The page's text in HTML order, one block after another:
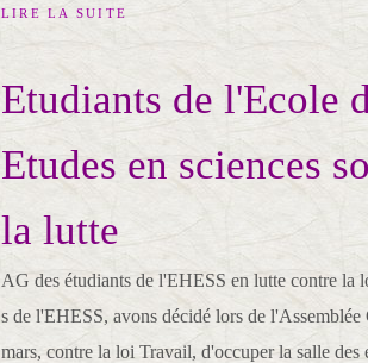
LIRE LA SUITE
Etudiants de l'Ecole
Etudes en sciences
la lutte
AG des étudiants de l'EHESS en lutte contre la
s de l'EHESS, avons décidé lors de
mars, contre la loi Travail, d'occuper la salle des